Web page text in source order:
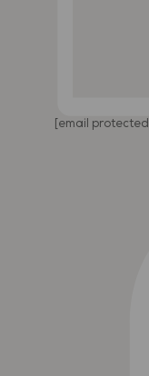
[email protected]